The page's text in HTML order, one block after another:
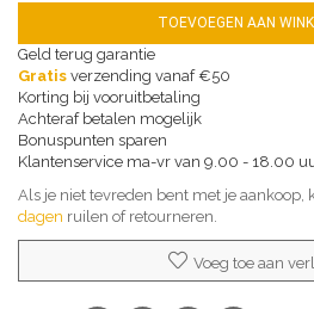
TOEVOEGEN AAN
Geld terug garantie
Gratis verzending vanaf €50
Korting bij vooruitbetaling
Achteraf betalen mogelijk
Bonuspunten sparen
Klantenservice ma-vr van 9.00 - 18.00
Als je niet tevreden bent met je aankoop,
dagen ruilen of retourneren.
Voeg toe aan